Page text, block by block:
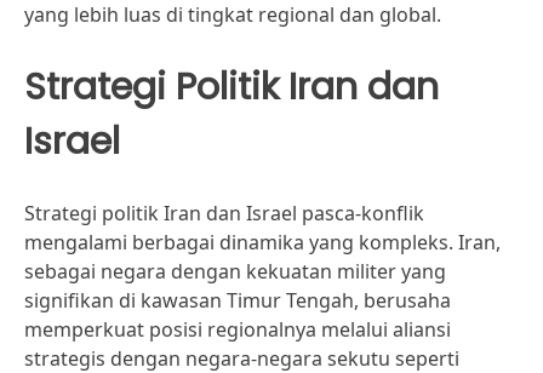
yang lebih luas di tingkat regional dan global.
Strategi Politik Iran dan
Israel
Strategi politik Iran dan Israel pasca-konflik
mengalami berbagai dinamika yang kompleks. Iran,
sebagai negara dengan kekuatan militer yang
signifikan di kawasan Timur Tengah, berusaha
memperkuat posisi regionalnya melalui aliansi
strategis dengan negara-negara sekutu seperti